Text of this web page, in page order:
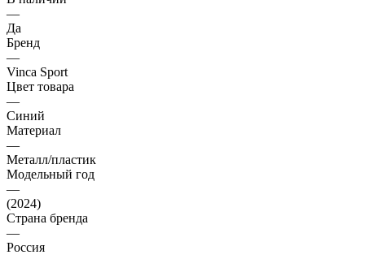
—
Да
Бренд
—
Vinca Sport
Цвет товара
—
Синий
Материал
—
Металл/пластик
Модельный год
—
(2024)
Страна бренда
—
Россия